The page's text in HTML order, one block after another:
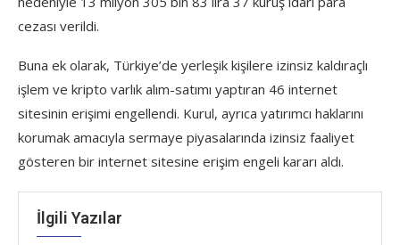
cezası verildi.
Buna ek olarak, Türkiye’de yerleşik kişilere izinsiz kaldıraçlı
işlem ve kripto varlık alım-satımı yaptıran 46 internet
sitesinin erişimi engellendi. Kurul, ayrıca yatırımcı haklarını
korumak amacıyla sermaye piyasalarında izinsiz faaliyet
gösteren bir internet sitesine erişim engeli kararı aldı.
İlgili Yazılar